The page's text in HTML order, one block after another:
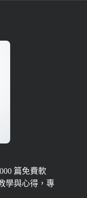
篇免費軟
學與心得，專